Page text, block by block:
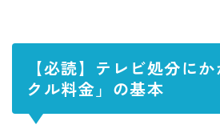
【必読】テレビ処分に
クル料金」の基本